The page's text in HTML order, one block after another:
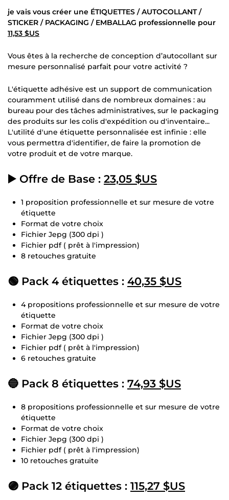
je vais vous créer une ÉTIQUETTES / AUTOCOLLANT /
STICKER / PACKAGING / EMBALLAG professionnelle pour
11,53 $US
Vous êtes à la recherche de conception d’autocollant sur
mesure personnalisé parfait pour votre activité ?
L'étiquette adhésive est un support de communication
couramment utilisé dans de nombreux domaines : au
bureau pour des tâches administratives, sur le packaging
des produits sur les colis d'expédition ou d'inventaire...
L'utilité d'une étiquette personnalisée est infinie : elle
vous permettra d'identifier, de faire la promotion de
votre produit et de votre marque.
▶️ Offre de Base : 23,05 $US
1 proposition professionnelle et sur mesure de votre
étiquette
Format de votre choix
Fichier Jepg (300 dpi )
Fichier pdf ( prêt à l'impression)
8 retouches gratuite
🟢 Pack 4 étiquettes : 40,35 $US
4 propositions professionnelle et sur mesure de votre
étiquette
Format de votre choix
Fichier Jepg (300 dpi )
Fichier pdf ( prêt à l'impression)
6 retouches gratuite
🔵 Pack 8 étiquettes : 74,93 $US
8 propositions professionnelle et sur mesure de votre
étiquette
Format de votre choix
Fichier Jepg (300 dpi )
Fichier pdf ( prêt à l'impression)
10 retouches gratuite
🟣 Pack 12 étiquettes : 115,27 $US